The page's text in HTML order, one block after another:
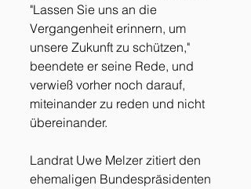
"Lassen Sie uns an die
Vergangenheit erinnern, um
unsere Zukunft zu schützen,"
beendete er seine Rede, und
verwieß vorher noch darauf,
miteinander zu reden und nicht
übereinander.
Landrat Uwe Melzer zitiert den
ehemaligen Bundespräsidenten